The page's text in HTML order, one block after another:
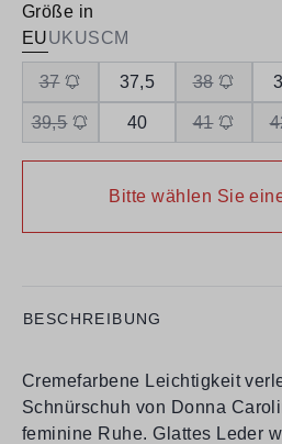
Größe in
EUUKUSCM
37 37,5 38
39,5 40 41
Bitte wählen Sie
BESCHREIBUNG
Cremefarbene Leichtigkeit
Schnürschuh von Donna
feminine Ruhe. Glattes Leder